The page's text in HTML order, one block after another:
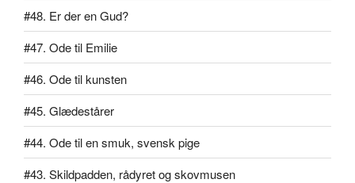
#48. Er der en Gud?
#47. Ode til Emilie
#46. Ode til kunsten
#45. Glædestårer
#44. Ode til en smuk, svensk pige
#43. Skildpadden, rådyret og skovmusen